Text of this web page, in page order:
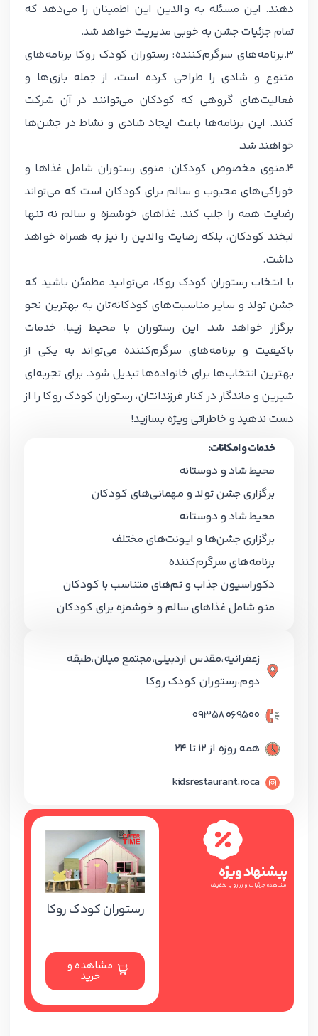
دهند. این مسئله به والدین این اطمینان را می‌دهد که
تمام جزئیات جشن به خوبی مدیریت خواهد شد.
3.برنامه‌های سرگرم‌کننده:
رستوران کودک روکا برنامه‌های
متنوع و شادی را طراحی کرده است، از جمله بازی‌ها و
فعالیت‌های گروهی که کودکان می‌توانند در آن شرکت
کنند. این برنامه‌ها باعث ایجاد شادی و نشاط در جشن‌ها
خواهند شد.
4.منوی مخصوص کودکان:
منوی رستوران شامل غذاها و
خوراکی‌های محبوب و سالم برای کودکان است که می‌تواند
رضایت همه را جلب کند. غذاهای خوشمزه و سالم نه تنها
لبخند کودکان، بلکه رضایت والدین را نیز به همراه خواهد
داشت.
با انتخاب رستوران کودک روکا، می‌توانید مطمئن باشید که
جشن تولد و سایر مناسبت‌های کودکانه‌تان به بهترین نحو
برگزار خواهد شد. این رستوران با محیط زیبا، خدمات
باکیفیت و برنامه‌های سرگرم‌کننده می‌تواند به یکی از
بهترین انتخاب‌ها برای خانواده‌ها تبدیل شود. برای تجربه‌ای
شیرین و ماندگار در کنار فرزندانتان، رستوران کودک روکا را از
دست ندهید و خاطراتی ویژه بسازید!
خدمات و امکانات:
محیط شاد و دوستانه
برگزاری جشن تولد و مهمانی‌های کودکان
محیط شاد و دوستانه
برگزاری جشن‌ها و ایونت‌های مختلف
برنامه‌های سرگرم‌کننده
دکوراسیون جذاب و تم‌های متناسب با کودکان
منو شامل غذاهای سالم و خوشمزه برای کودکان
زعفرانیه،مقدس اردبیلی،مجتمع میلان،طبقه
دوم،رستوران کودک روکا
۰۹۳۵۸۰۶۹۵۰۰
همه روزه از 12 تا 24
kidsrestaurant.roca
پیشنهاد ویژه
مشاهده جزئیات و رزرو با تخفیف
رستوران کودک روکا
مشاهده و
خرید